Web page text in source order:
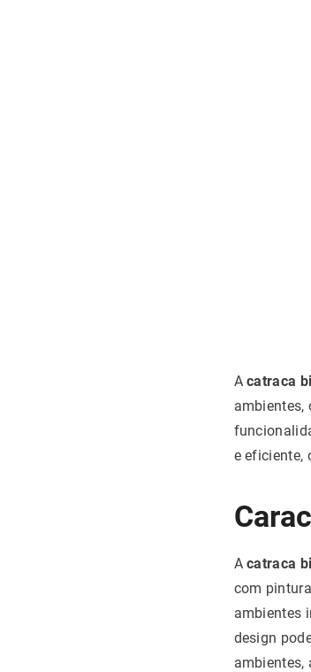
Acatraca
ambientes,
e eficiente,
Acatraca
com
ambientes
design
ambientes,